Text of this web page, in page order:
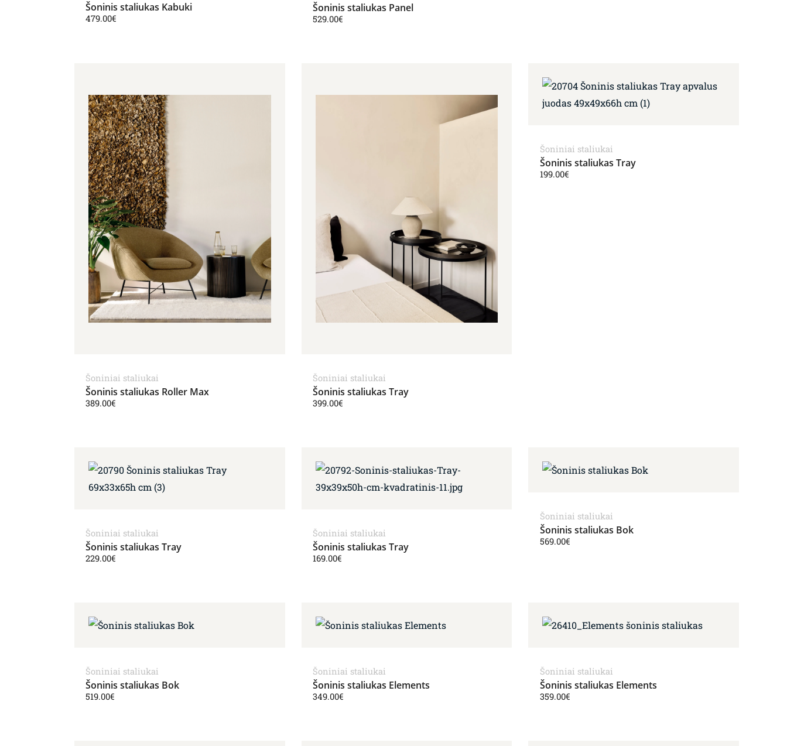
Šoninis staliukas Kabuki
479.00€
Šoninis staliukas Panel
529.00€
Šoniniai staliukai
Šoninis staliukas Roller Max
389.00€
Šoniniai staliukai
Šoninis staliukas Tray
399.00€
Šoniniai staliukai
Šoninis staliukas Tray
199.00€
Šoniniai staliukai
Šoninis staliukas Tray
229.00€
Šoniniai staliukai
Šoninis staliukas Tray
169.00€
Šoniniai staliukai
Šoninis staliukas Bok
569.00€
Šoniniai staliukai
Šoninis staliukas Bok
519.00€
Šoniniai staliukai
Šoninis staliukas Elements
349.00€
Šoniniai staliukai
Šoninis staliukas Elements
359.00€